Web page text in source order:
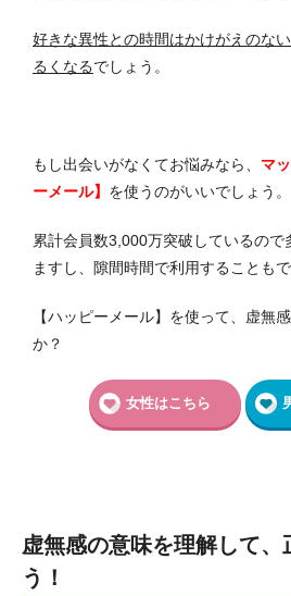
好きな異性との時間はかけがえのな
るくなるでしょう。
もし出会いがなくてお悩みなら、 マ
ーメール】 を使うのがいいでしょう。
累計会員数3,000万突破しているので
ますし、隙間時間で利用することもで
【ハッピーメール】を使って、虚無
か？
女性はこちら
虚無感の意味を理解して、
う！